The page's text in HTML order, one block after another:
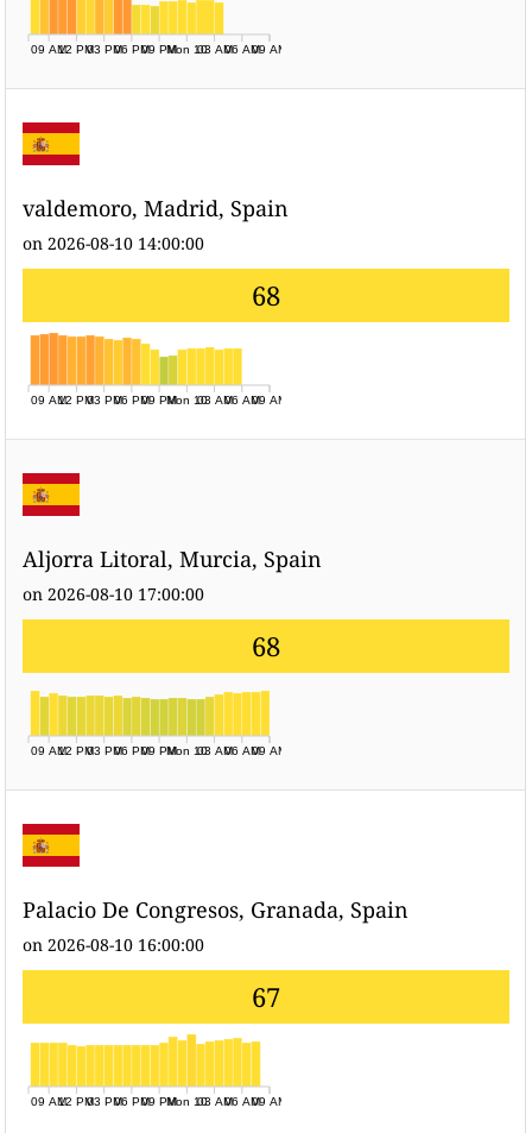
09 AM12 PM03 PM06 PM09 PMMon 1003 AM06 AM09 AM
valdemoro, Madrid, Spain
on 2026-08-10 14:00:00
68
09 AM12 PM03 PM06 PM09 PMMon 1003 AM06 AM09 AM
Aljorra Litoral, Murcia, Spain
on 2026-08-10 17:00:00
68
09 AM12 PM03 PM06 PM09 PMMon 1003 AM06 AM09 AM
Palacio De Congresos, Granada, Spain
on 2026-08-10 16:00:00
67
09 AM12 PM03 PM06 PM09 PMMon 1003 AM06 AM09 AM